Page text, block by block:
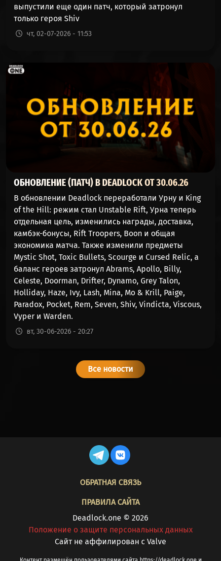
выпустили еще один патч, который затронул
только героя Shiv
чт, 02-07-2026 - 11:53
ОБНОВЛЕНИЕ (ПАТЧ) В DEADLOCK ОТ 30.06.26
В обновлении Deadlock переработали Урну и King
of the Hill: режим стал Unstable Rift, Урна теперь
отдельная цель, изменились награды, доставка,
камбэк-бонусы, Rift Troopers, Boon и общая
экономика матча. Также изменили предметы
Mystic Shot, Toxic Bullets, Scourge и Cursed Relic, а
баланс героев затронул Abrams, Apollo, Billy,
Celeste, Doorman, Drifter, Dynamo, Grey Talon,
Holliday, Haze, Ivy, Lash, Mina, Mo & Krill, Paige,
Paradox, Pocket, Rem, Seven, Shiv, Vindicta, Viscous,
Vyper и Warden.
вт, 30-06-2026 - 20:27
Все новости
ОБРАТНАЯ СВЯЗЬ
ПРАВИЛА САЙТА
Deadlock.one © 2026
Положение о защите персональных данных
Cайт не аффилирован с Valve